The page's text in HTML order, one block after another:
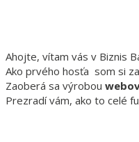
Ahojte, vítam vás v Biznis
Ako prvého hosťa som si
Zaoberá sa výrobou
Prezradí vám, ako to celé